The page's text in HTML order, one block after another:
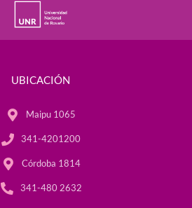
UBICACIÓN
Maipu 1065
341-4201200
Córdoba 1814
341-480 2632